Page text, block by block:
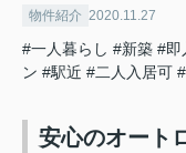
物件紹介 2020.11.27
#一人暮らし #新築 #即
ン #駅近 #二人入居可
安心のオート